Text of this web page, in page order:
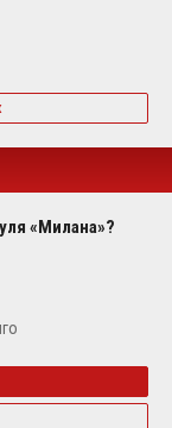
«Милана»?